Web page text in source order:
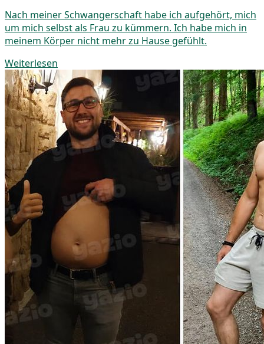
Nach meiner Schwangerschaft habe ich aufgehört, mich
um mich selbst als Frau zu kümmern. Ich habe mich in
meinem Körper nicht mehr zu Hause gefühlt.
Weiterlesen